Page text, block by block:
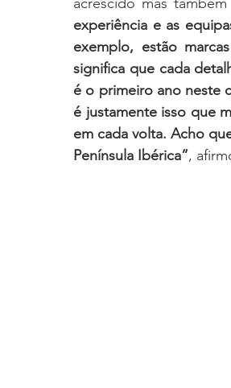
experiência e as
exemplo, estão
significa que cada
é o primeiro ano neste
é justamente isso que
em cada volta. Acho
Península Ibérica”,